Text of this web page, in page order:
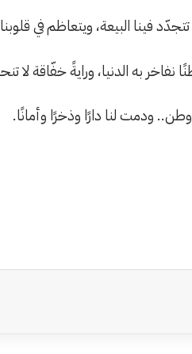
فينا البيعة، ويتعاظم في
نفاخر به الدنيا، ورايةً خفّاقة لا
ودمت لنا دارًا وذخرًا وأمانًا.